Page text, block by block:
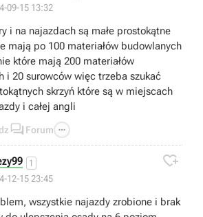
09-15 13:32
i na najazdach są małe prostokątne
mają po 100 materiałów budowlanych
które mają 200 materiałów
i 20 surowców więc trzeba szukać
skrzyń które są w miejscach
i całej angli
 Forum 
1
12-15 23:45

wszystkie najazdy zrobione i brak